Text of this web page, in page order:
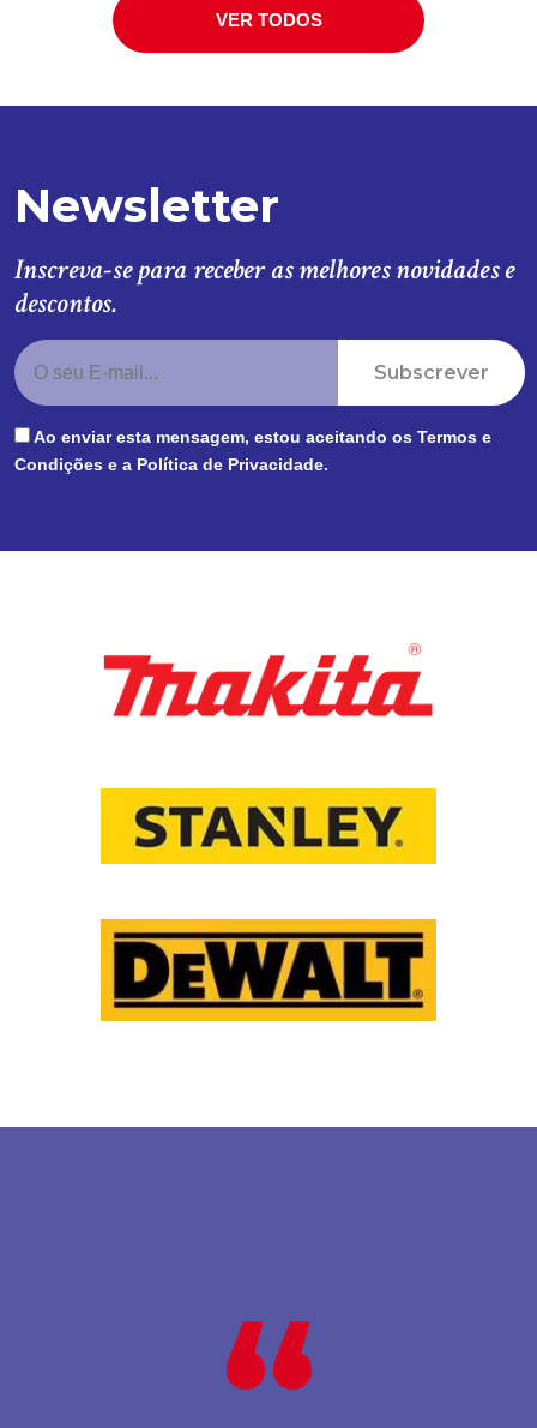
VER TODOS
Newsletter
Inscreva-se para receber as melhores novidades e
descontos.
Subscrever
Ao enviar esta mensagem, estou aceitando os Termos e
Condições e a Política de Privacidade.